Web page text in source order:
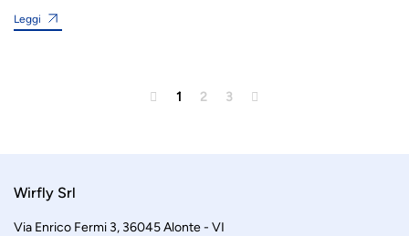
Leggi
 1 2 3 
Wirfly Srl
Via Enrico Fermi 3, 36045 Alonte - VI